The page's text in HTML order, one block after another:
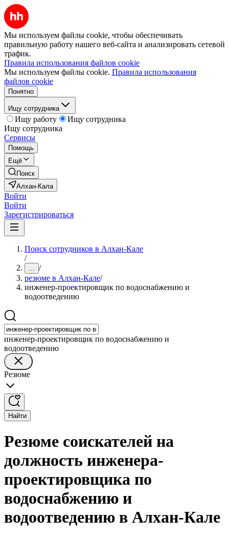
Мы используем файлы cookie, чтобы обеспечивать
правильную работу нашего веб-сайта и анализировать сетевой
трафик.
Правила использования файлов cookie
Мы используем файлы cookie. Правила использования
файлов cookie
Понятно
Ищу сотрудника
Ищу работу
Ищу сотрудника
Ищу сотрудника
Сервисы
Помощь
Ещё
Поиск
Алхан-Кала
Войти
Войти
Зарегистрироваться
Поиск сотрудников в Алхан-Кале
/
... /
резюме в Алхан-Кале/
инженер-проектировщик по водоснабжению и
водоотведению
инженер-проектировщик по водоснабжению и
водоотведению
Резюме
Найти
Резюме соискателей на
должность инженера-
проектировщика по
водоснабжению и
водоотведению в Алхан-Кале